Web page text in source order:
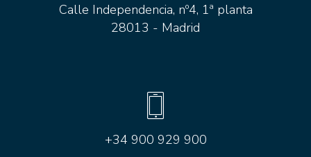
Calle Independencia, nº4, 1ª planta
28013 - Madrid
+34 900 929 900